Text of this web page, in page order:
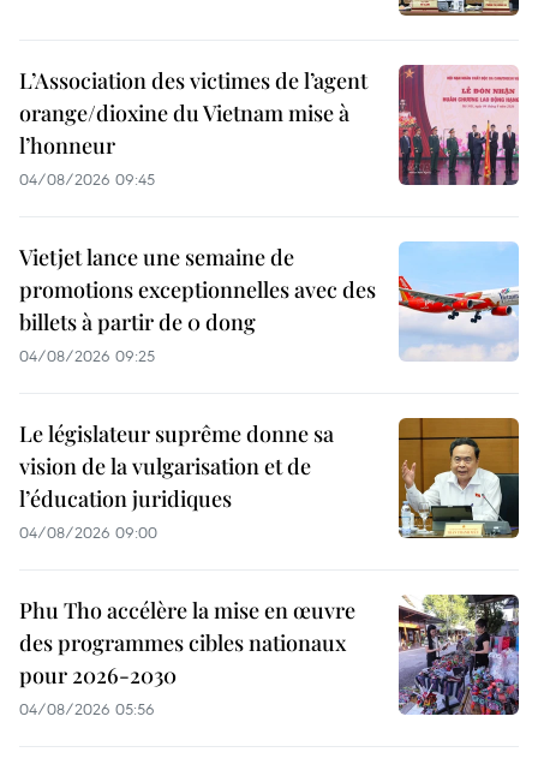
L’Association des victimes de l’agent
orange/dioxine du Vietnam mise à
l’honneur
04/08/2026 09:45
Vietjet lance une semaine de
promotions exceptionnelles avec des
billets à partir de 0 dong
04/08/2026 09:25
Le législateur suprême donne sa
vision de la vulgarisation et de
l’éducation juridiques
04/08/2026 09:00
Phu Tho accélère la mise en œuvre
des programmes cibles nationaux
pour 2026-2030
04/08/2026 05:56